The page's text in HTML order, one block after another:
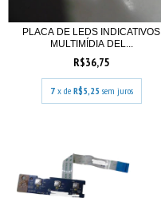
PLACA DE LEDS INDICATIVOS
MULTIMÍDIA DEL...
R$36,75
7 x de R$5,25 sem juros